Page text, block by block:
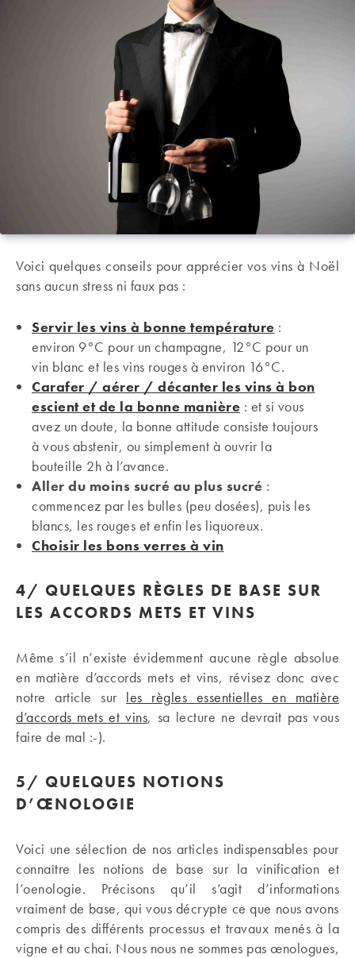
Voici quelques conseils pour apprécier vos vins à Noël
sans aucun stress ni faux pas :
Servir les vins à bonne température :
environ 9°C pour un champagne, 12°C pour un
vin blanc et les vins rouges à environ 16°C.
Carafer / aérer / décanter les vins à bon
escient et de la bonne manière : et si vous
avez un doute, la bonne attitude consiste toujours
à vous abstenir, ou simplement à ouvrir la
bouteille 2h à l’avance.
Aller du moins sucré au plus sucré :
commencez par les bulles (peu dosées), puis les
blancs, les rouges et enfin les liquoreux.
Choisir les bons verres à vin
4/ QUELQUES RÈGLES DE BASE SUR
LES ACCORDS METS ET VINS
Même s’il n’existe évidemment aucune règle absolue
en matière d’accords mets et vins, révisez donc avec
notre article sur les règles essentielles en matière
d’accords mets et vins, sa lecture ne devrait pas vous
faire de mal :-).
5/ QUELQUES NOTIONS
D’ŒNOLOGIE
Voici une sélection de nos articles indispensables pour
connaître les notions de base sur la vinification et
l’oenologie. Précisons qu’il s’agit d’informations
vraiment de base, qui vous décrypte ce que nous avons
compris des différents processus et travaux menés à la
vigne et au chai. Nous nous ne sommes pas œnologues,